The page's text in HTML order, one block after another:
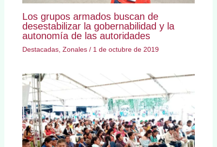
Los grupos armados buscan de
desestabilizar la gobernabilidad y la
autonomía de las autoridades
Destacadas, Zonales/ 1 de octubre de 2019